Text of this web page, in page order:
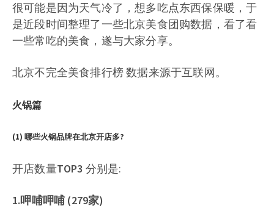
很可能是因为天气冷了，想多吃点东西保保暖，于
是近段时间整理了一些北京美食团购数据，看了看
一些常吃的美食，遂与大家分享。
北京不完全美食排行榜 数据来源于互联网。
火锅篇
(1) 哪些火锅品牌在北京开店多?
开店数量TOP3 分别是:
1.呷哺呷哺 (279家)